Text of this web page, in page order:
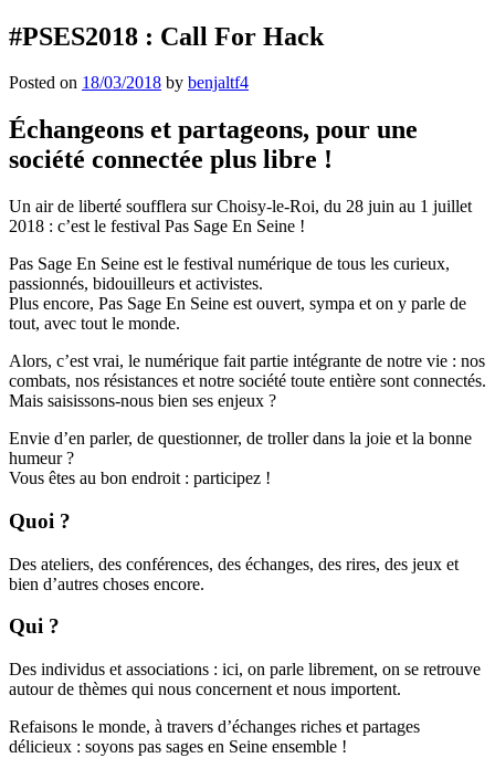
#PSES2018 : Call For Hack
Posted on 18/03/2018 by benjaltf4
Échangeons et partageons, pour une
société connectée plus libre !
Un air de liberté soufflera sur Choisy-le-Roi, du 28 juin au 1 juillet
2018 : c’est le festival Pas Sage En Seine !
Pas Sage En Seine est le festival numérique de tous les curieux,
passionnés, bidouilleurs et activistes.
Plus encore, Pas Sage En Seine est ouvert, sympa et on y parle de
tout, avec tout le monde.
Alors, c’est vrai, le numérique fait partie intégrante de notre vie : nos
combats, nos résistances et notre société toute entière sont connectés.
Mais saisissons-nous bien ses enjeux ?
Envie d’en parler, de questionner, de troller dans la joie et la bonne
humeur ?
Vous êtes au bon endroit : participez !
Quoi ?
Des ateliers, des conférences, des échanges, des rires, des jeux et
bien d’autres choses encore.
Qui ?
Des individus et associations : ici, on parle librement, on se retrouve
autour de thèmes qui nous concernent et nous importent.
Refaisons le monde, à travers d’échanges riches et partages
délicieux : soyons pas sages en Seine ensemble !